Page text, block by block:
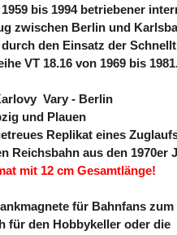
bis 1994 betriebener
zwischen Berlin und
den Einsatz der
VT 18.16 von 1969 bis
Vary - Berlin
und Plauen
Replikat eines
Reichsbahn aus den 1970er
mit 12 cm Gesamtlänge!
für Bahnfans zum
für den Hobbykeller oder die